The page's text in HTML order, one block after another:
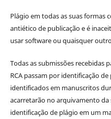
Plágio em todas as suas
antiético de publicação e é
usar software ou quaisquer
Todas as submissões recebidas
RCA passam por identificação
identificados em manuscritos
acarretarão no arquivamento da
identificação de plágio em um